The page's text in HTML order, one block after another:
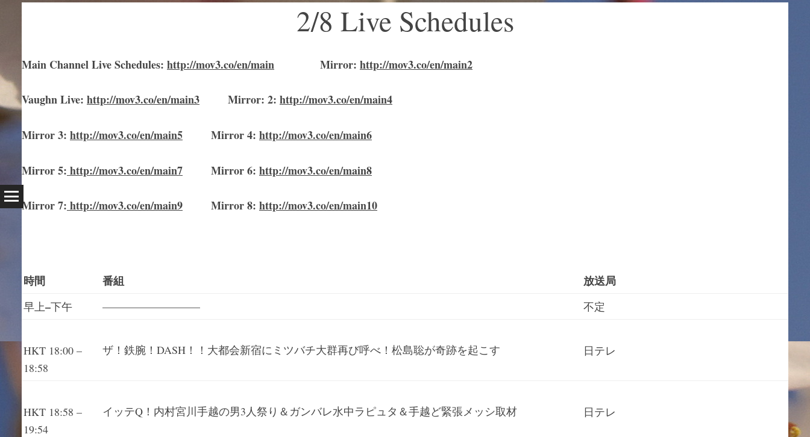
2/8 Live Schedules
Main Channel Live Schedules: http://mov3.co/en/main Mirror: http://mov3.co/en/main2
Vaughn Live: http://mov3.co/en/main3 Mirror: 2: http://mov3.co/en/main4
Mirror3: http://mov3.co/en/main5 Mirror4: http://mov3.co/en/main6
Mirror5: http://mov3.co/en/main7 Mirror6: http://mov3.co/en/main8
Mirror7: http://mov3.co/en/main9 Mirror 8: http://mov3.co/en/main10
時間 番組 放送局
早上–下午 ————————— 不定
HKT 18:00 –
18:58
ザ！鉄腕！DASH！！大都会新宿にミツバチ大群再び呼べ！松島聡が奇跡を起こす 日テレ
HKT 18:58 –
19:54
イッテQ！内村宮川手越の男3人祭り＆ガンバレ水中ラピュタ＆手越ど緊張メッシ取材 日テレ